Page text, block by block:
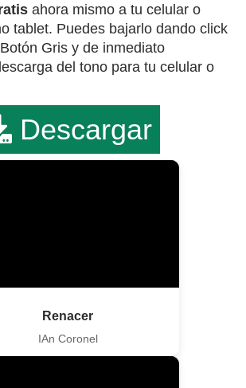
ahora mismo a tu celular o
tablet. Puedes bajarlo dando click
Gris y de inmediato
del tono para tu celular o
Descargar
Renacer
IAn Coronel